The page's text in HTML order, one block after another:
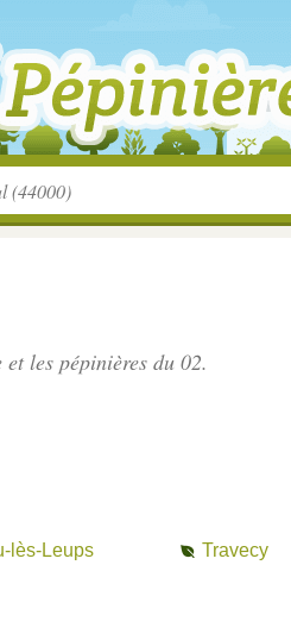
et les pépinières du 02.
lès-Leups Travecy